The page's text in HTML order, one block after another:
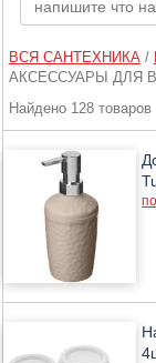
ВСЯ САНТЕХНИКА/
АКСЕССУАРЫ ДЛЯ
Найдено 128 товаров